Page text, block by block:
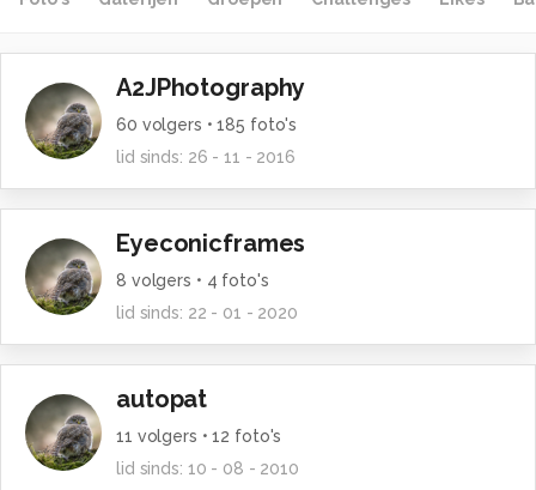
A2JPhotography
60 volgers •185 foto's
lid sinds: 26 - 11 - 2016
Eyeconicframes
8 volgers • 4 foto's
lid sinds: 22 - 01 - 2020
autopat
11 volgers •12 foto's
lid sinds: 10 - 08 - 2010